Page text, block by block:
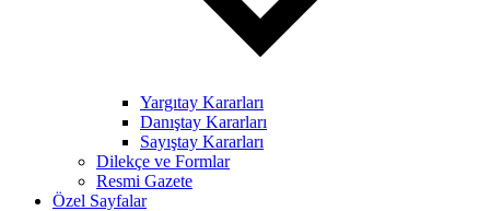
Yargıtay Kararları
Danıştay Kararları
Sayıştay Kararları
Dilekçe ve Formlar
Resmi Gazete
Özel Sayfalar